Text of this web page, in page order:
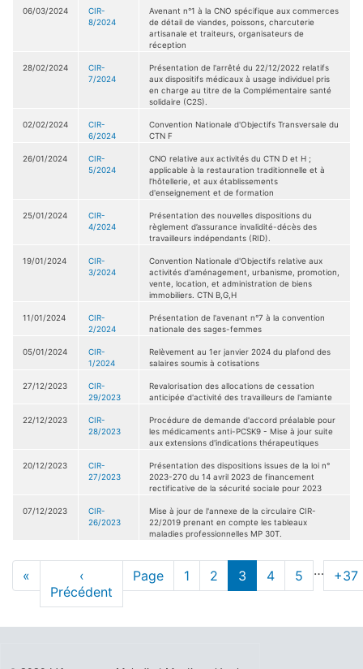
06/03/2024
CIR-
8/2024
Avenant n°1 à la CNO spécifique aux commerces
de détail de viandes, poissons, charcuterie
artisanale et traiteurs, organisateurs de
réception
28/02/2024
CIR-
7/2024
Présentation de l'arrêté du 22/12/2022 relatifs
aux dispositifs médicaux à usage individuel pris
en charge au titre de la Complémentaire santé
solidaire (C2S).
02/02/2024
CIR-
6/2024
Convention Nationale d'Objectifs Transversale du
CTN F
26/01/2024
CIR-
5/2024
CNO relative aux activités du CTN D et H ;
applicable à la restauration traditionnelle et à
l’hôtellerie, et aux établissements
d'enseignement et de formation
25/01/2024
CIR-
4/2024
Présentation des nouvelles dispositions du
règlement d’assurance invalidité-décès des
travailleurs indépendants (RID).
19/01/2024
CIR-
3/2024
Convention Nationale d'Objectifs relative aux
activités d'aménagement, urbanisme, promotion,
vente, location, et administration de biens
immobiliers. CTN B,G,H
11/01/2024
CIR-
2/2024
Présentation de l'avenant n°7 à la convention
nationale des sages-femmes
05/01/2024
CIR-
1/2024
Relèvement au 1er janvier 2024 du plafond des
salaires soumis à cotisations
27/12/2023
CIR-
29/2023
Revalorisation des allocations de cessation
anticipée d'activité des travailleurs de l'amiante
22/12/2023
CIR-
28/2023
Procédure de demande d'accord préalable pour
les médicaments anti-PCSK9 - Mise à jour suite
aux extensions d'indications thérapeutiques
20/12/2023
CIR-
27/2023
Présentation des dispositions issues de la loi n°
2023-270 du 14 avril 2023 de financement
rectificative de la sécurité sociale pour 2023
07/12/2023
CIR-
26/2023
Mise à jour de l'annexe de la circulaire CIR-
22/2019 prenant en compte les tableaux
maladies professionnelles MP 30T.
Pagination
Première
page
«
Page
précédente
‹
Précédent
Page Page
1 Page
2
page
actuelle
3 Page
4 Page
5 … +37